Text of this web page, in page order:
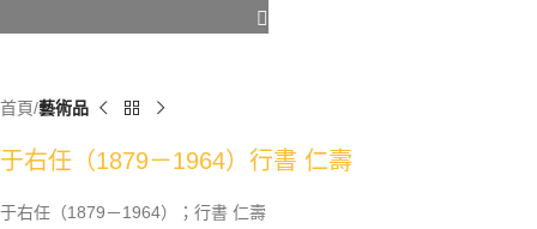
首頁 藝術品
于右任（1879－1964）行書 仁壽
于右任（1879－1964）；行書 仁壽